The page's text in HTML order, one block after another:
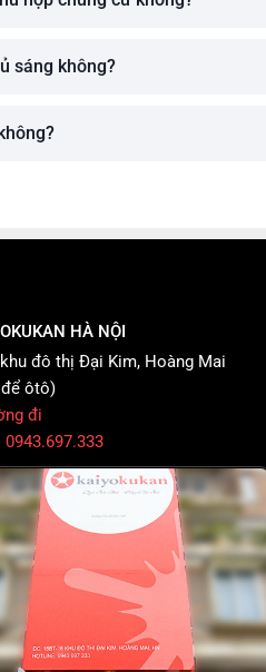
sáng không?
HÀ NỘI
khu đô thị Đại Kim, Hoàng Mai
ôtô)
đi
0943.697.333